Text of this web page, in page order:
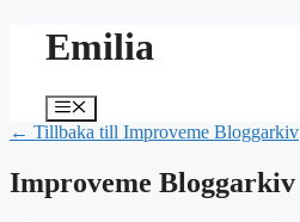
HoppaEmilia
Meny
← Tillbaka till Improveme Bloggarkiv
Improveme Bloggarkiv